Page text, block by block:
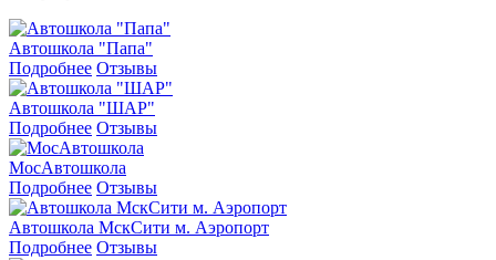
Автошкола "Папа"
Подробнее Отзывы
Автошкола "ШАР"
Подробнее Отзывы
МосАвтошкола
Подробнее Отзывы
Автошкола МскСити м. Аэропорт
Подробнее Отзывы